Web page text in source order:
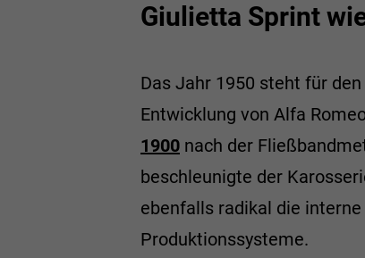
Giulietta Sprint
Das Jahr 1950 steht für
Entwicklung von Alfa
1900 nach der
beschleunigte der
ebenfalls radikal die
Produktionssysteme.